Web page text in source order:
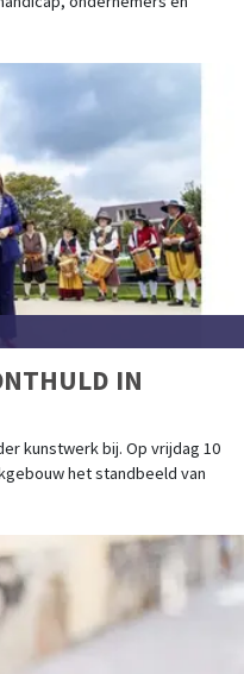
IN
kunstwerk bij. Op vrijdag 10
het standbeeld van